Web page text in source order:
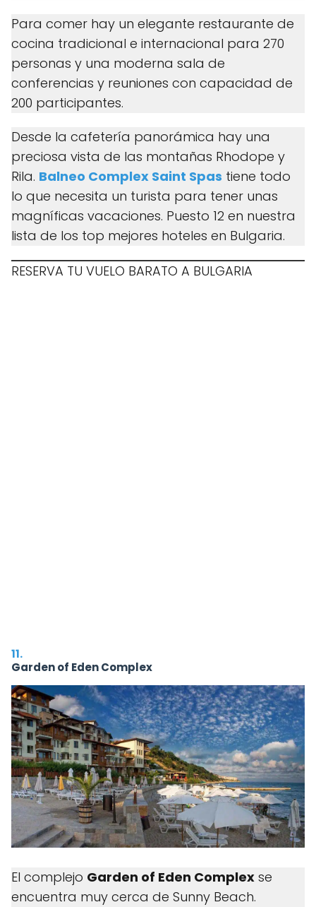
Para comer hay un elegante restaurante de
cocina tradicional e internacional para 270
personas y una moderna sala de
conferencias y reuniones con capacidad de
200 participantes.
Desde la cafetería panorámica hay una
preciosa vista de las montañas Rhodope y
Rila. Balneo Complex Saint Spas tiene todo
lo que necesita un turista para tener unas
magníficas vacaciones. Puesto 12 en nuestra
lista de los top mejores hoteles en Bulgaria.
RESERVA TU VUELO BARATO A BULGARIA
11.
Garden of Eden Complex
El complejo Garden of Eden Complex se
encuentra muy cerca de Sunny Beach.